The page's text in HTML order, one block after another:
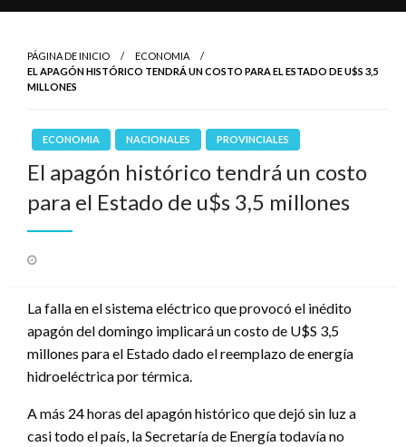
PÁGINA DE INICIO
ECONOMIA
EL APAGÓN HISTÓRICO TENDRÁ UN COSTO PARA EL ESTADO DE U$S 3,5
MILLONES
ECONOMIA NACIONALES PROVINCIALES
El apagón histórico tendrá un costo
para el Estado de u$s 3,5 millones
La falla en el sistema eléctrico que provocó el inédito
apagón del domingo implicará un costo de U$S 3,5
millones para el Estado dado el reemplazo de energía
hidroeléctrica por térmica.
A más 24 horas del apagón histórico que dejó sin luz a
casi todo el país, la Secretaría de Energía todavía no